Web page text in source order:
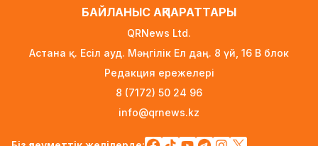
УЕФА: Инфантиноға сенім жоғалды, бойкот
күшінде қалады
«Өзімізге де керек»: Трамп Украинаға қару
жеткізу туралы айтты
БАЙЛАНЫС АҚПАРАТТАРЫ
QRNews Ltd.
Астана қ. Есіл ауд. Мәңгілік Ел даң. 8 үй, 16 B блок
Редакция ережелері
8 (7172) 50 24 96
info@qrnews.kz